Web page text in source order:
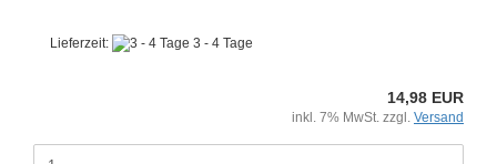
Lieferzeit: 3 - 4 Tage
14,98 EUR
inkl. 7% MwSt. zzgl. Versand